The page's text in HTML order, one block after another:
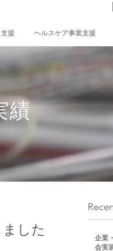
援 ヘルスケア事業支援
績
した
企業
会実